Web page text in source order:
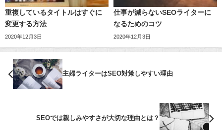
重複しているタイトルはすぐに
変更する方法
2020年12月3日
仕事が減らないSEOライターに
なるためのコツ
2020年12月3日
主婦ライターはSEO対策しやすい理由
SEOでは親しみやすさが大切な理由とは？